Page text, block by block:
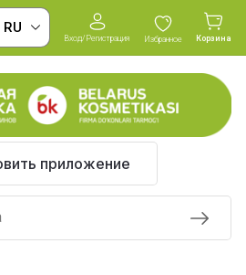
RU
Вход/Регистрация Избранное Корзина
приложение